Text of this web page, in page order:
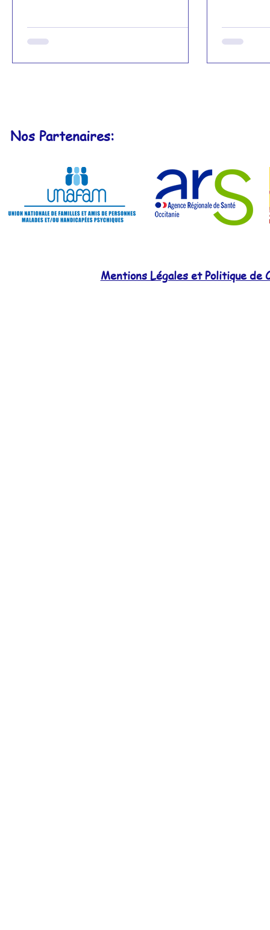
Un grand nombre des Groupes d'Entraide
Mutuelle de la région Occitanie y était
Nos Partenaires:
Mentions Légales et Politique de